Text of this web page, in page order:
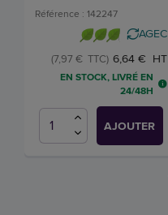
Référence : 142247
AGEC
6,64 € HT
(7,97 € TTC)
EN STOCK, LIVRÉ EN
24/48H
AJOUTER